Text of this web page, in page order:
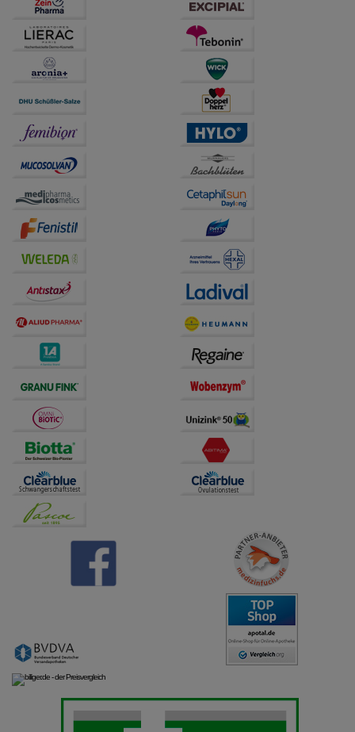
Statistik & Tracking:
Hierüber lassen sich
Informationen über die Art und Weise der Nutzung
unserer Website sammeln, mit deren Hilfe wir unsere
Website weiter für Sie optimieren können, den Inhalt
auf unserer Website aber auch die Werbung auf
Drittseiten möglichst relevant für Sie zu gestalten.
Bitte beachten Sie, dass Daten hierfür teilweise an
Dritte wie z.B. Google oder soziale Medien
übertragen werden.